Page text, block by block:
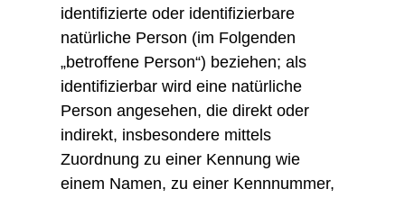
identifizierte oder identifizierbare
natürliche Person (im Folgenden
„betroffene Person“) beziehen; als
identifizierbar wird eine natürliche
Person angesehen, die direkt oder
indirekt, insbesondere mittels
Zuordnung zu einer Kennung wie
einem Namen, zu einer Kennnummer,